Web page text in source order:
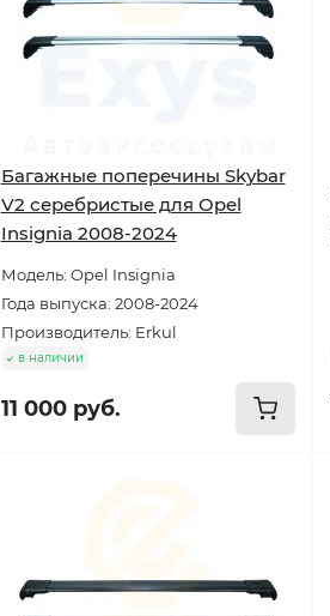
Багажные поперечины Skybar
V2 серебристые для Opel
Insignia 2008-2024
Модель: Opel Insignia
Года выпуска: 2008-2024
Производитель: Erkul
в наличии
11 000 руб.